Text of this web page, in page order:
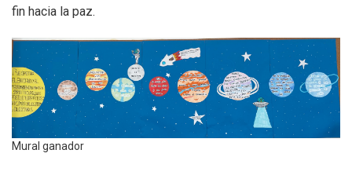
fin hacia la paz.
Mural ganador